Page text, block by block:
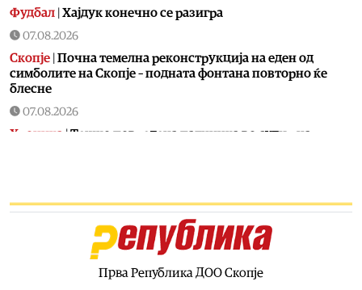
Фудбал Хајдук конечно се разигра
07.08.2026
Скопје Почна темелна реконструкција на еден од
симболите на Скопје – подната фонтана повторно ќе
блесне
07.08.2026
Хроника |Тешко повредена патничка во судир на
подобро на жештиниве
Украина има 200.000 дезертери
Прва Република ДОО Скопје